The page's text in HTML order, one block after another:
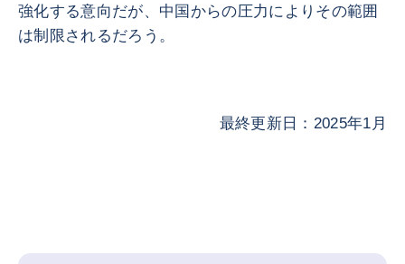
強化する意向だが、中国からの圧力によりその範囲
は制限されるだろう。
最終更新日：2025年1月